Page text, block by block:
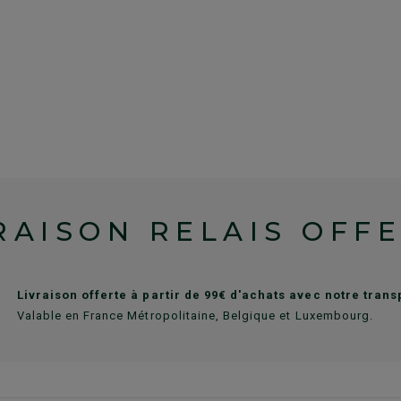
RELAIS
Livraison offerte à partir de 99€ d'achats avec notre
Valable en France Métropolitaine, Belgique et Luxembourg.